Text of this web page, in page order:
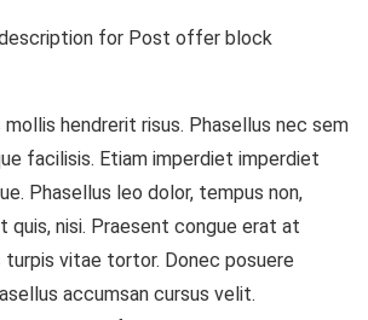
for Post offer block
hendrerit risus. Phasellus nec sem
facilisis. Etiam imperdiet imperdiet
Phasellus leo dolor, tempus non,
quis, nisi. Praesent congue erat at
turpis vitae tortor. Donec posuere
accumsan cursus velit.